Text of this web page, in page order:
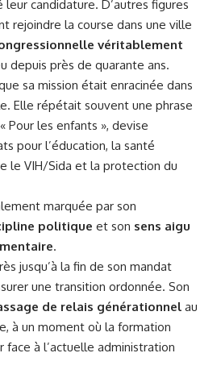
leur candidature. D’autres figures
rejoindre la course dans une ville
véritablement
depuis près de quarante ans.
sa mission était enracinée dans
Elle répétait souvent une phrase
Pour les enfants », devise
pour l’éducation, la santé
le VIH/Sida et la protection du
marquée par son
politique et son sens aigu
.
jusqu’à la fin de son mandat
une transition ordonnée. Son
de relais générationnel au
à un moment où la formation
face à l’actuelle administration